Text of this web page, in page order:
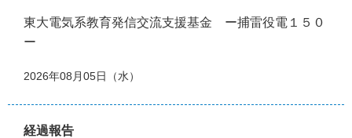
東大電気系教育発信交流支援基金 ー捕雷役電１５０
ー
2026年08月05日（水）
経過報告